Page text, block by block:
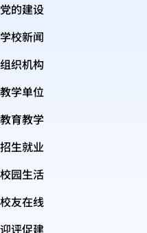
党的建设
学校新闻
组织机构
教学单位
教育教学
招生就业
校园生活
校友在线
迎评促建